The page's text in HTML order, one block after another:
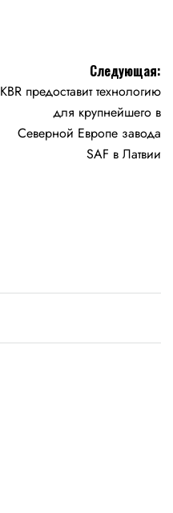
Следующая:
KBR предоставит технологию
для крупнейшего в
Северной Европе завода
SAF в Латвии